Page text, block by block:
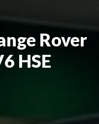
Rover
HSE